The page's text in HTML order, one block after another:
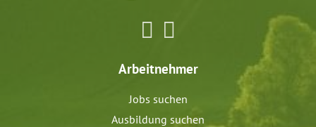
Arbeitnehmer
Jobs suchen
Ausbildung suchen